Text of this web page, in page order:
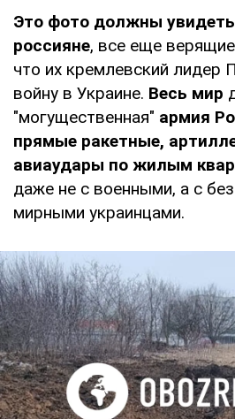
Это фото должны
россияне, все еще
что их кремлевский лидер
войну в Украине. Весь мир
"могущественная" армия
прямые ракетные,
авиаудары по жилым
даже не с военными, а с
мирными украинцами.